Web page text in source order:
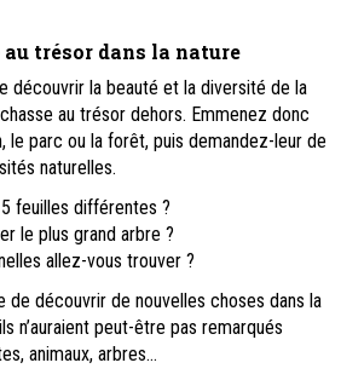
au trésor dans la nature
découvrir la beauté et la diversité de la
au trésor dehors. Emmenez donc
le parc ou la forêt, puis demandez-leur de
naturelles.
feuilles différentes ?
le plus grand arbre ?
allez-vous trouver ?
de découvrir de nouvelles choses dans la
n’auraient peut-être pas remarqués
animaux, arbres…